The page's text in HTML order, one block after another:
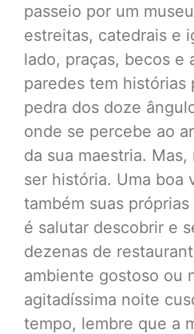
passeio por um
estreitas, catedrais e
lado, praças, becos e
paredes tem histórias
pedra dos doze
onde se percebe ao
da sua maestria.
ser história. Uma boa
também suas
é salutar descobrir e
dezenas de
ambiente gostoso ou
agitadíssima noite
tempo, lembre que a